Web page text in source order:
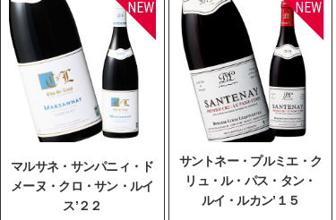
マルサネ・サンパニィ・ド
メーヌ・クロ・サン・ルイ
ス’２２
サントネー・プルミエ・ク
リュ・ル・パス・タン・
ルイ・ルカン’１５